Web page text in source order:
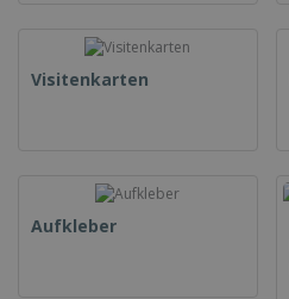
Visitenkarten
Aufkleber